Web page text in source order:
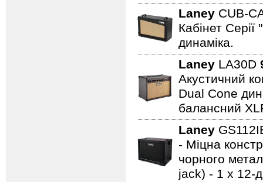
Laney CUB-
Кабінет
динаміка.
Laney LA30D
Акустичний
Dual Cone
балансний
Laney
- Міцна
чорного
jack) - 1 x 12-